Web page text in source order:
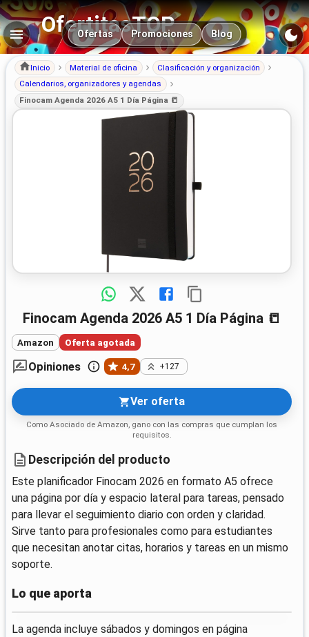
OfertitasTOP
Navegación principal
Ofertas Promociones Blog
Inicio Material de oficina
Clasificación y organización
Calendarios, organizadores y agendas
Finocam Agenda 2026 A5 1 Día Página 📒
Finocam Agenda 2026 A5 1 Día Página 📒
Amazon Oferta agotada
Opiniones 4,7 +127
Ver oferta
Como Asociado de Amazon, gano con las compras que cumplan los
requisitos.
Descripción del producto
Este planificador Finocam 2026 en formato A5 ofrece
una página por día y espacio lateral para tareas, pensado
para llevar el seguimiento diario con orden y claridad.
Sirve tanto para profesionales como para estudiantes
que necesitan anotar citas, horarios y tareas en un mismo
soporte.
Lo que aporta
La agenda incluye sábados y domingos en página